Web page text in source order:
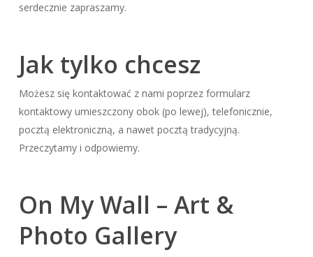
serdecznie zapraszamy.
Jak tylko chcesz
Możesz się kontaktować z nami poprzez formularz
kontaktowy umieszczony obok (po lewej), telefonicznie,
pocztą elektroniczną, a nawet pocztą tradycyjną.
Przeczytamy i odpowiemy.
On My Wall – Art &
Photo Gallery